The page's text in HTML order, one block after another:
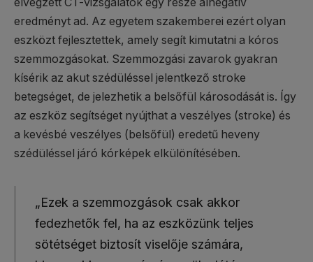
eredményt ad. Az egyetem szakemberei ezért olyan
eszközt fejlesztettek, amely segít kimutatni a kóros
szemmozgásokat. Szemmozgási zavarok gyakran
kísérik az akut szédüléssel jelentkező stroke
betegséget, de jelezhetik a belsőfül károsodását is. Így
az eszköz segítséget nyújthat a veszélyes (stroke) és
a kevésbé veszélyes (belsőfül) eredetű heveny
szédüléssel járó kórképek elkülönítésében.
„Ezek a szemmozgások csak akkor
fedezhetők fel, ha az eszközünk teljes
sötétséget biztosít viselője számára,